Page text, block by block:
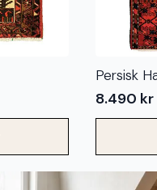
Persisk
8.490 kr